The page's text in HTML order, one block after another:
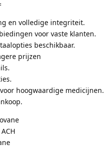
en volledige integriteit.
voor vaste klanten.
beschikbaar.
prijzen
hoogwaardige medicijnen.